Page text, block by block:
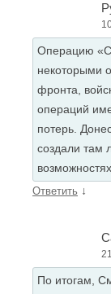
Операцию
некоторыми
фронта,
операций
потерь.
создали там
Ответить ↓
По итогам,